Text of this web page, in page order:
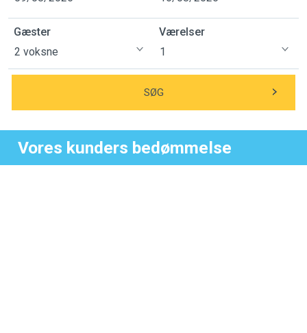
Gæster Værelser
SØG
Vores kunders bedømmelse